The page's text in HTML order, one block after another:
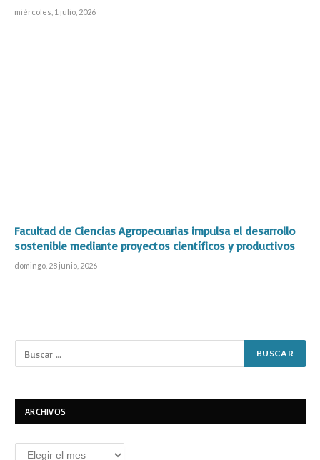
miércoles, 1 julio, 2026
Facultad de Ciencias Agropecuarias impulsa el desarrollo
sostenible mediante proyectos científicos y productivos
domingo, 28 junio, 2026
ARCHIVOS
Archivos